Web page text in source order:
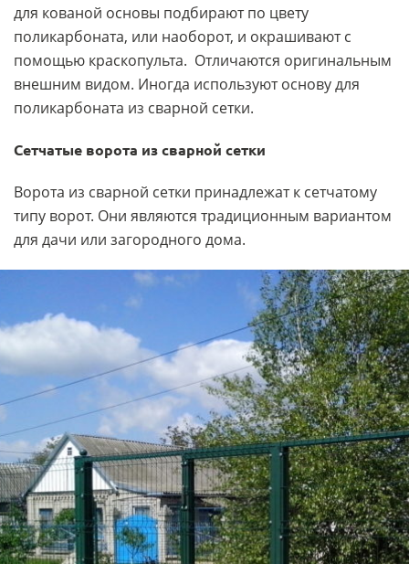
для кованой основы подбирают по цвету
поликарбоната, или наоборот, и окрашивают с
помощью краскопульта. Отличаются оригинальным
внешним видом. Иногда используют основу для
поликарбоната из сварной сетки.
Сетчатые ворота из сварной сетки
Ворота из сварной сетки принадлежат к сетчатому
типу ворот. Они являются традиционным вариантом
для дачи или загородного дома.